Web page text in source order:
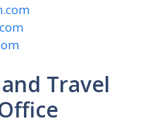
Travel